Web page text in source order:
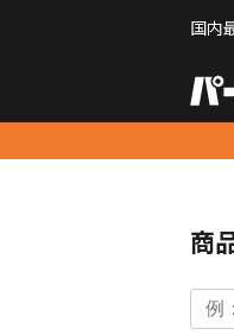
国内
商